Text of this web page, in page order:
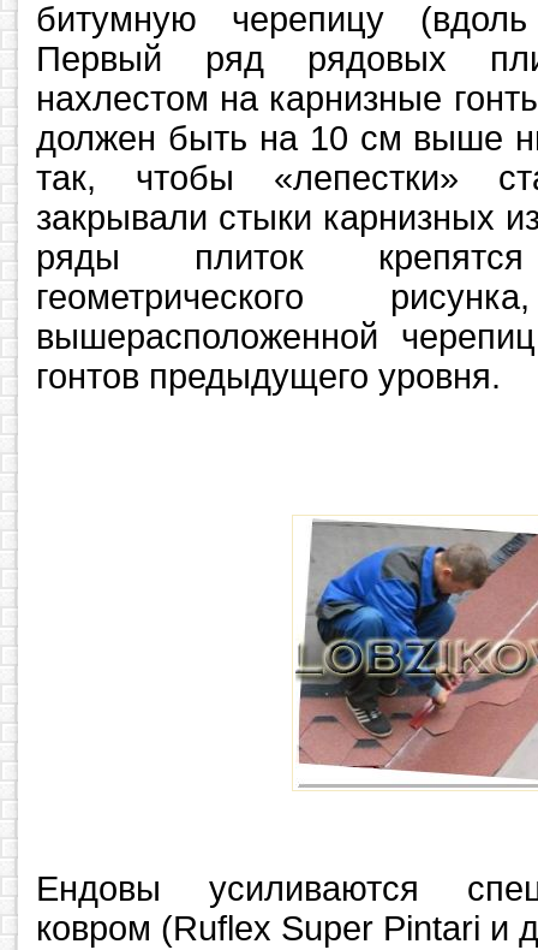
битумную черепицу
Первый ряд рядовых
нахлестом на карнизные
должен быть на 10 см выше
так, чтобы «лепестки»
закрывали стыки карнизных
ряды плиток
геометрического
вышерасположенной
гонтов предыдущего уровня.
Ендовы усиливаются
ковром (Ruflex Super Pintari и